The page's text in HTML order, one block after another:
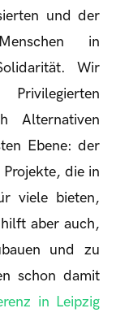
und der
in
Wir
Alternativen
Ebene: der
die in
viele bieten,
aber auch,
und zu
schon damit
in Leipzig